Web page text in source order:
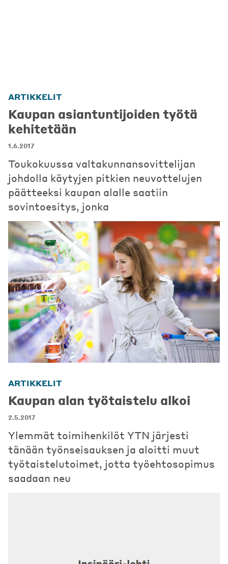
ARTIKKELIT
Kaupan asiantuntijoiden työtä
kehitetään
1.6.2017
Toukokuussa valtakunnansovittelijan
johdolla käytyjen pitkien neuvottelujen
päätteeksi kaupan alalle saatiin
sovintoesitys, jonka
ARTIKKELIT
Kaupan alan työtaistelu alkoi
2.5.2017
Ylemmät toimihenkilöt YTN järjesti
tänään työnseisauksen ja aloitti muut
työtaistelutoimet, jotta työehtosopimus
saadaan neu